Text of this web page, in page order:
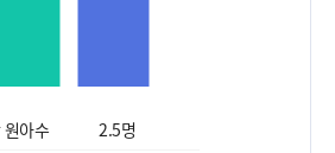
아수 2.5명